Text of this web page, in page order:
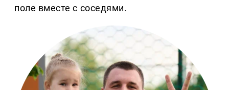
поле вместе с соседями.